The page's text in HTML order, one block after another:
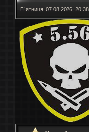
П`ятниця, 07.08.2026, 20:38